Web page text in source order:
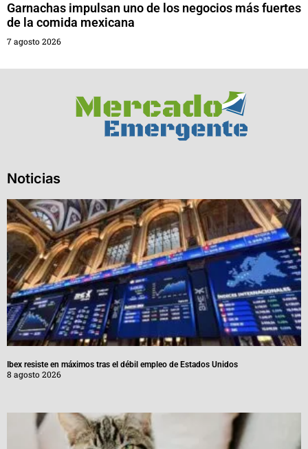
Garnachas impulsan uno de los negocios más fuertes
de la comida mexicana
7 agosto 2026
Noticias
Ibex resiste en máximos tras el débil empleo de Estados Unidos
8 agosto 2026